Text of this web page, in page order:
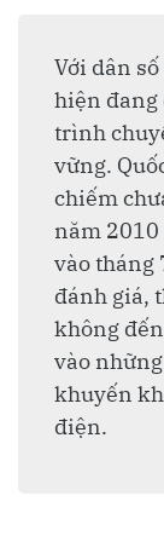
Với dân
hiện đang
trình
vững.
chiếm
năm 2010
vào tháng
đánh giá,
không
vào
khuyến
điện.